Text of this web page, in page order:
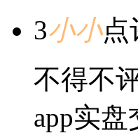
3小小点
不得不
app实